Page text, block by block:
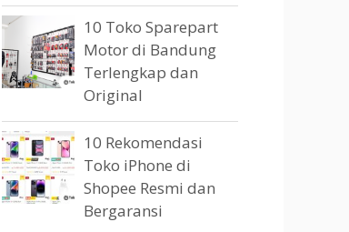
10 Toko Sparepart
Motor di Bandung
Terlengkap dan
Original
10 Rekomendasi
Toko iPhone di
Shopee Resmi dan
Bergaransi